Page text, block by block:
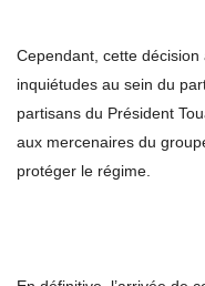
Cependant, cette
inquiétudes au sein du
partisans du Président
aux mercenaires du
protéger le régime.